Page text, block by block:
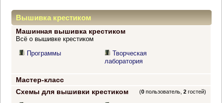
Вышивка крестиком
Машинная вышивка крестиком
Всё о вышивке крестиком
Программы
Творческая
лаборатория
Мастер-класс
Схемы для вышивки крестиком
(0 пользователь,2 гостей)